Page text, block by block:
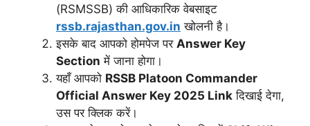
(RSMSSB) की आधिकारिक वेबसाइट
rssb.rajasthan.gov.in खोलनी है।
इसके बाद आपको होमपेज पर Answer Key
Section में जाना होगा।
यहाँ आपको RSSB Platoon Commander
Official Answer Key 2025 Link दिखाई देगा,
उस पर क्लिक करें।